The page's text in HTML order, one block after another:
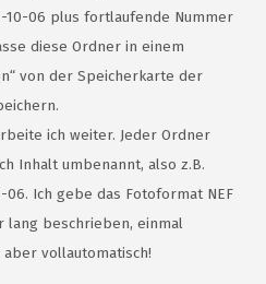
10-06 plus fortlaufende Nummer
diese Ordner in einem
von der Speicherkarte der
ich weiter. Jeder Ordner
Inhalt umbenannt, also z.B.
06. Ich gebe das Fotoformat NEF
lang beschrieben, einmal
vollautomatisch!